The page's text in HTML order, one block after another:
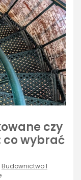
czy
co wybrać
Budownictwo I